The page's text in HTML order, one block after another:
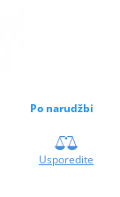
Po narudžbi
Usporedite